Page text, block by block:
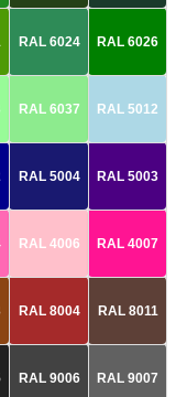
RAL 6024 RAL 6026
RAL 6037 RAL 5012
RAL 5004 RAL 5003
RAL 4006 RAL 4007
RAL 8004 RAL 8011
RAL 9006 RAL 9007